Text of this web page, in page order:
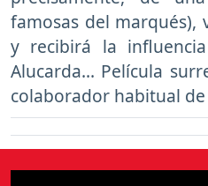
famosas del marqués),
y recibirá la
Alucarda... Película
colaborador habitual